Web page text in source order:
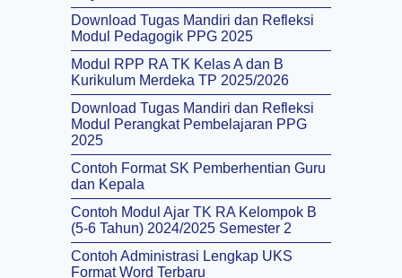
Download Tugas Mandiri dan Refleksi
Modul Pedagogik PPG 2025
Modul RPP RA TK Kelas A dan B
Kurikulum Merdeka TP 2025/2026
Download Tugas Mandiri dan Refleksi
Modul Perangkat Pembelajaran PPG
2025
Contoh Format SK Pemberhentian Guru
dan Kepala
Contoh Modul Ajar TK RA Kelompok B
(5-6 Tahun) 2024/2025 Semester 2
Contoh Administrasi Lengkap UKS
Format Word Terbaru